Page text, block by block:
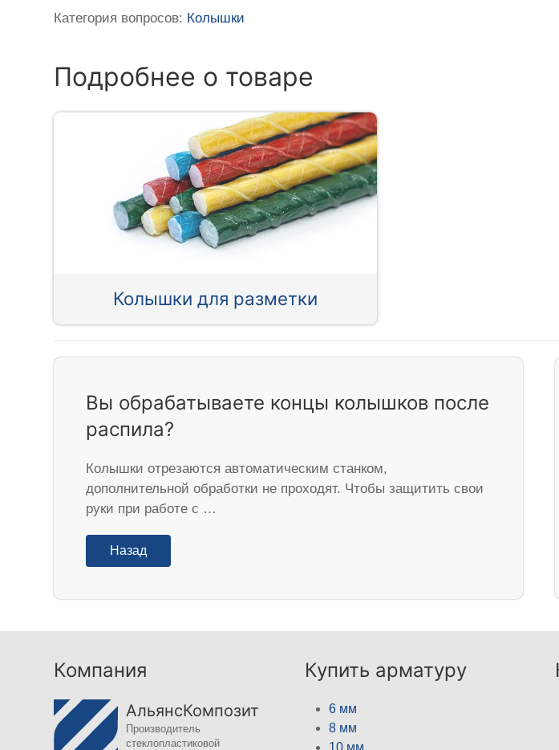
Категория вопросов: Колышки
Подробнее о товаре
Колышки для разметки
Вы обрабатываете концы колышков после
распила?
Колышки отрезаются автоматическим станком,
дополнительной обработки не проходят. Чтобы защитить свои
руки при работе с …
Назад
Компания
АльянсКомпозит
Производитель
стеклопластиковой
Купить арматуру
6 мм
8 мм
10 мм